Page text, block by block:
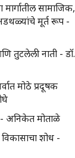
सामाजिक,
मूर्त रूप -
तुटलेली नाती - डॉ.
मोठे प्रदूषक
- अनिकेत मोताळे
शोध -